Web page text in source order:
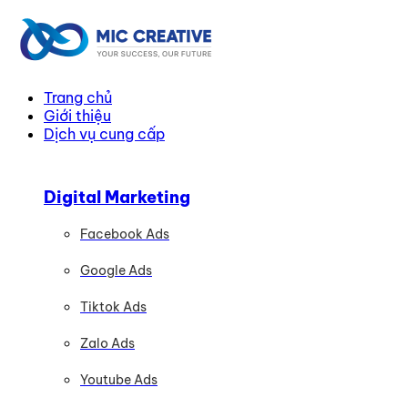
Trang chủ
Giới thiệu
Dịch vụ cung cấp
Digital Marketing
Facebook Ads
Google Ads
Tiktok Ads
Zalo Ads
Youtube Ads